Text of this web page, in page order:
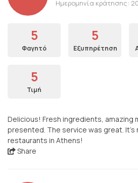
Ημερομηνία κράτησης:
5
Φαγητό
5
Εξυπηρέτηση
5
Τιμή
Delicious! Fresh ingredients, amazing
presented. The service was great. It's
restaurants in Athens!
Share